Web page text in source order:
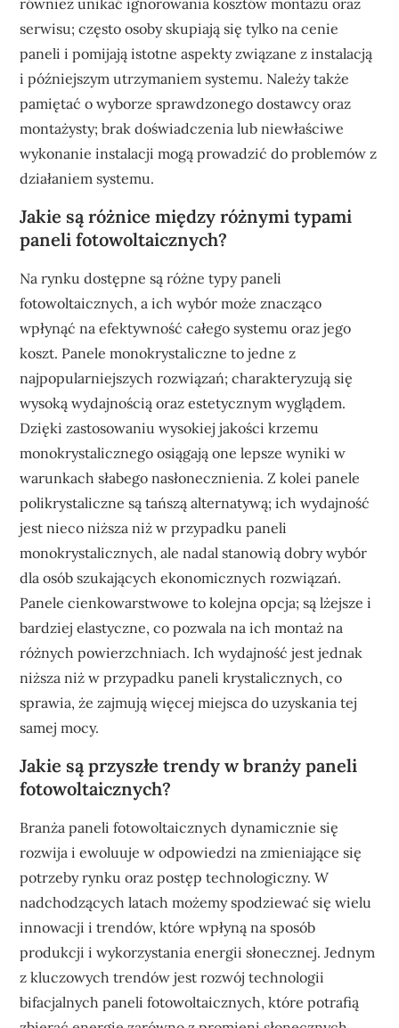
serwisu; często osoby skupiają się tylko na cenie
paneli i pomijają istotne aspekty związane z instalacją
i późniejszym utrzymaniem systemu. Należy także
pamiętać o wyborze sprawdzonego dostawcy oraz
montażysty; brak doświadczenia lub niewłaściwe
wykonanie instalacji mogą prowadzić do problemów z
działaniem systemu.
Jakie są różnice między różnymi typami
paneli fotowoltaicznych?
Na rynku dostępne są różne typy paneli
fotowoltaicznych, a ich wybór może znacząco
wpłynąć na efektywność całego systemu oraz jego
koszt. Panele monokrystaliczne to jedne z
najpopularniejszych rozwiązań; charakteryzują się
wysoką wydajnością oraz estetycznym wyglądem.
Dzięki zastosowaniu wysokiej jakości krzemu
monokrystalicznego osiągają one lepsze wyniki w
warunkach słabego nasłonecznienia. Z kolei panele
polikrystaliczne są tańszą alternatywą; ich wydajność
jest nieco niższa niż w przypadku paneli
monokrystalicznych, ale nadal stanowią dobry wybór
dla osób szukających ekonomicznych rozwiązań.
Panele cienkowarstwowe to kolejna opcja; są lżejsze i
bardziej elastyczne, co pozwala na ich montaż na
różnych powierzchniach. Ich wydajność jest jednak
niższa niż w przypadku paneli krystalicznych, co
sprawia, że zajmują więcej miejsca do uzyskania tej
samej mocy.
Jakie są przyszłe trendy w branży paneli
fotowoltaicznych?
Branża paneli fotowoltaicznych dynamicznie się
rozwija i ewoluuje w odpowiedzi na zmieniające się
potrzeby rynku oraz postęp technologiczny. W
nadchodzących latach możemy spodziewać się wielu
innowacji i trendów, które wpłyną na sposób
produkcji i wykorzystania energii słonecznej. Jednym
z kluczowych trendów jest rozwój technologii
bifacjalnych paneli fotowoltaicznych, które potrafią